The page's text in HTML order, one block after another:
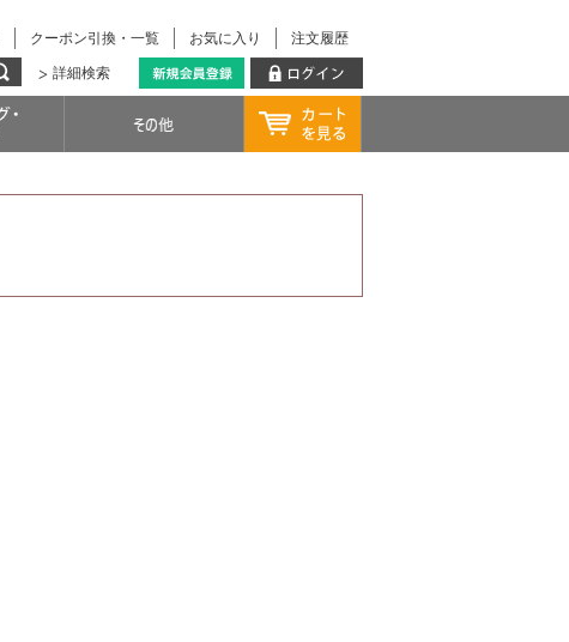
注文履歴
お気に入り
クーポン引換・一覧
詳細検索